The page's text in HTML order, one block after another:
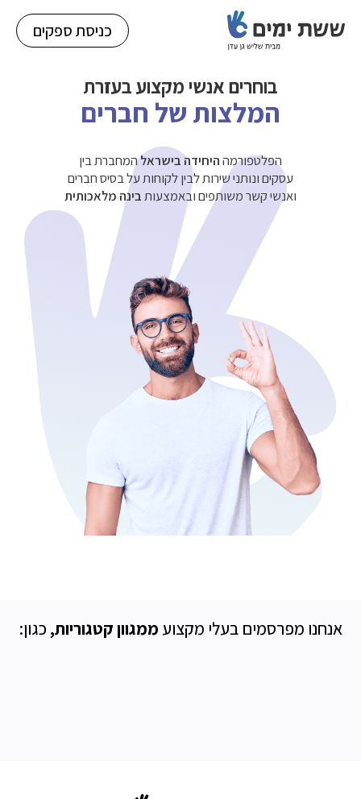
כניסת ספקים
בוחרים אנשימקצוע בעזרת
המלצות של חברים
הפלטפורמההיחידה בישראלהמחברת בין
עסקים ונותני שירות לבין לקוחות על בסיס חברים
ואנשי קשר משותפים ובאמצעותבינה מלאכותית
אנחנו מפרסמים בעלי מקצוע ממגוון קטגוריות, כגון: